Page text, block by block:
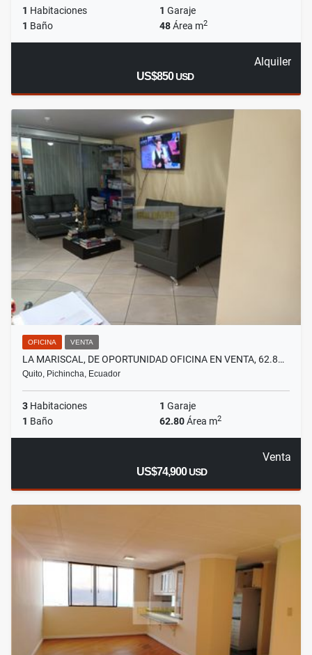
1 Habitaciones 1 Garaje
1 Baño 48Área m2
Alquiler
US$850USD
OFICINA VENTA
LA MARISCAL, DE OPORTUNIDAD OFICINA EN VENTA, 62.8…
Quito, Pichincha, Ecuador
3 Habitaciones 1 Garaje
1 Baño 62.80Área m2
Venta
US$74,900USD